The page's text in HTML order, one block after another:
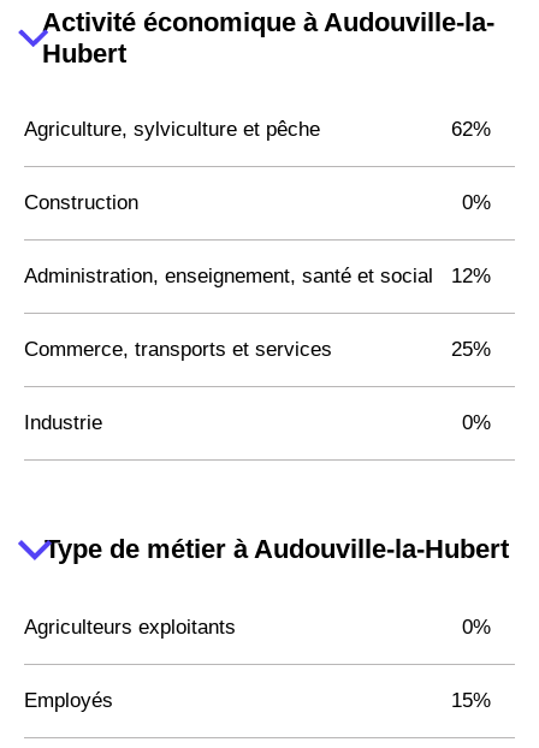
Activité économique à Audouville-la-
Hubert
Agriculture, sylviculture et pêche 62%
Construction 0%
Administration, enseignement, santé et social 12%
Commerce, transports et services 25%
Industrie 0%
Type de métier à Audouville-la-Hubert
Agriculteurs exploitants 0%
Employés 15%